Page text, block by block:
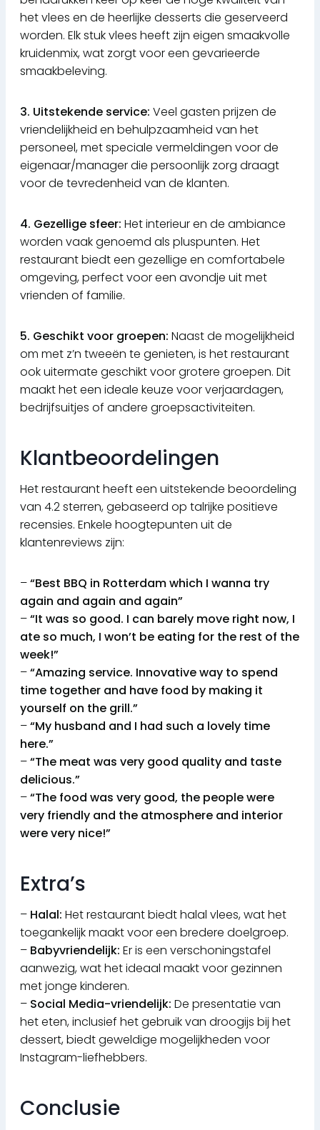
het vlees en de heerlijke desserts die geserveerd
worden. Elk stuk vlees heeft zijn eigen smaakvolle
kruidenmix, wat zorgt voor een gevarieerde
smaakbeleving.
3. Uitstekende service: Veel gasten prijzen de
vriendelijkheid en behulpzaamheid van het
personeel, met speciale vermeldingen voor de
eigenaar/manager die persoonlijk zorg draagt
voor de tevredenheid van de klanten.
4. Gezellige sfeer: Het interieur en de ambiance
worden vaak genoemd als pluspunten. Het
restaurant biedt een gezellige en comfortabele
omgeving, perfect voor een avondje uit met
vrienden of familie.
5. Geschikt voor groepen: Naast de mogelijkheid
om met z’n tweeën te genieten, is het restaurant
ook uitermate geschikt voor grotere groepen. Dit
maakt het een ideale keuze voor verjaardagen,
bedrijfsuitjes of andere groepsactiviteiten.
Klantbeoordelingen
Het restaurant heeft een uitstekende beoordeling
van 4.2 sterren, gebaseerd op talrijke positieve
recensies. Enkele hoogtepunten uit de
klantenreviews zijn:
–“Best BBQ in Rotterdam which I wanna try
again and again and again”
–“It was so good. I can barely move right now, I
ate so much, I won’t be eating for the rest of the
week!”
–“Amazing service. Innovative way to spend
time together and have food by making it
yourself on the grill.”
–“My husband and I had such a lovely time
here.”
–“The meat was very good quality and taste
delicious.”
–“The food was very good, the people were
very friendly and the atmosphere and interior
were very nice!”
Extra’s
– Halal: Het restaurant biedt halal vlees, wat het
toegankelijk maakt voor een bredere doelgroep.
– Babyvriendelijk: Er is een verschoningstafel
aanwezig, wat het ideaal maakt voor gezinnen
met jonge kinderen.
– Social Media-vriendelijk: De presentatie van
het eten, inclusief het gebruik van droogijs bij het
dessert, biedt geweldige mogelijkheden voor
Instagram-liefhebbers.
Conclusie